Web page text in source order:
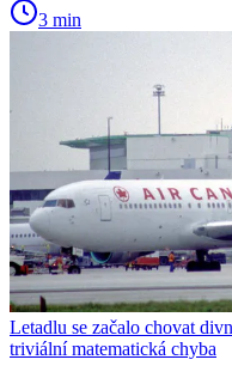
3 min
Letadlu se začalo chovat
triviální matematická chyba